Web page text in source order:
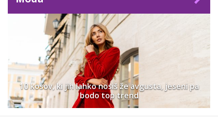
10 kosov, ki jih lahko nosiš že avgusta, jeseni pa
bodo top trend